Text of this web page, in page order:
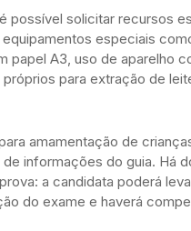
possível solicitar recursos
especiais
papel A3, uso de aparelho
para extração de
amamentação de
informações do guia. Há
a candidata poderá
do exame e haverá